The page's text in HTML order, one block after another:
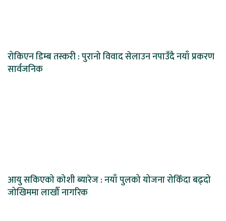
रोकिएन डिम्ब तस्करी : पुरानो विवाद सेलाउन नपाउँदै नयाँ प्रकरण
सार्वजनिक
आयु सकिएको कोशी ब्यारेज : नयाँ पुलको योजना रोकिँदा बढ्दो
जोखिममा लाखौँ नागरिक